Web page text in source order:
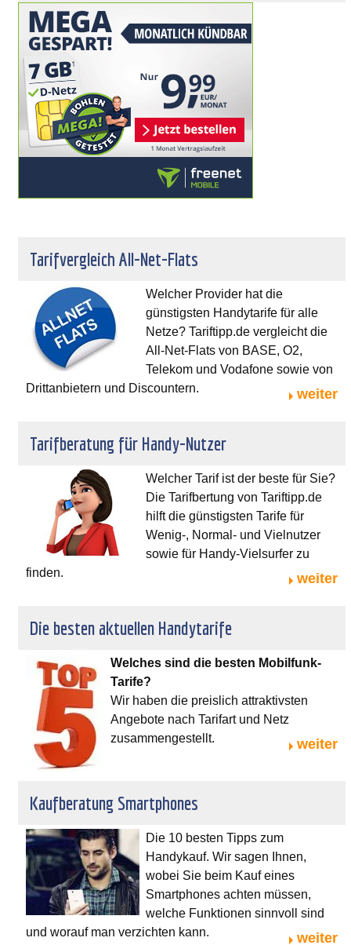
Tarifvergleich All-Net-Flats
Welcher Provider hat die
günstigsten Handytarife für alle
Netze? Tariftipp.de vergleicht die
All-Net-Flats von BASE, O2,
Telekom und Vodafone sowie von
Drittanbietern und Discountern.
weiter
Tarifberatung für Handy-Nutzer
Welcher Tarif ist der beste für Sie?
Die Tarifbertung von Tariftipp.de
hilft die günstigsten Tarife für
Wenig-, Normal- und Vielnutzer
sowie für Handy-Vielsurfer zu
finden.
weiter
Die besten aktuellen Handytarife
Welches sind die besten Mobilfunk-
Tarife?
Wir haben die preislich attraktivsten
Angebote nach Tarifart und Netz
zusammengestellt.
weiter
Kaufberatung Smartphones
Die 10 besten Tipps zum
Handykauf. Wir sagen Ihnen,
wobei Sie beim Kauf eines
Smartphones achten müssen,
welche Funktionen sinnvoll sind
und worauf man verzichten kann.
weiter